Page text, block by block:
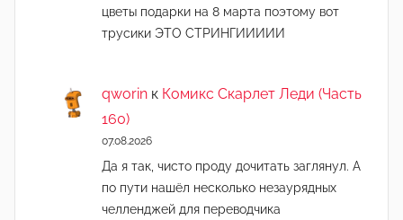
цветы подарки на 8 марта поэтому вот
трусики ЭТО СТРИНГИИИИИ
qworin к Комикс Скарлет Леди (Часть
160)
07.08.2026
Да я так, чисто проду дочитать заглянул. А
по пути нашёл несколько незаурядных
челленджей для переводчика